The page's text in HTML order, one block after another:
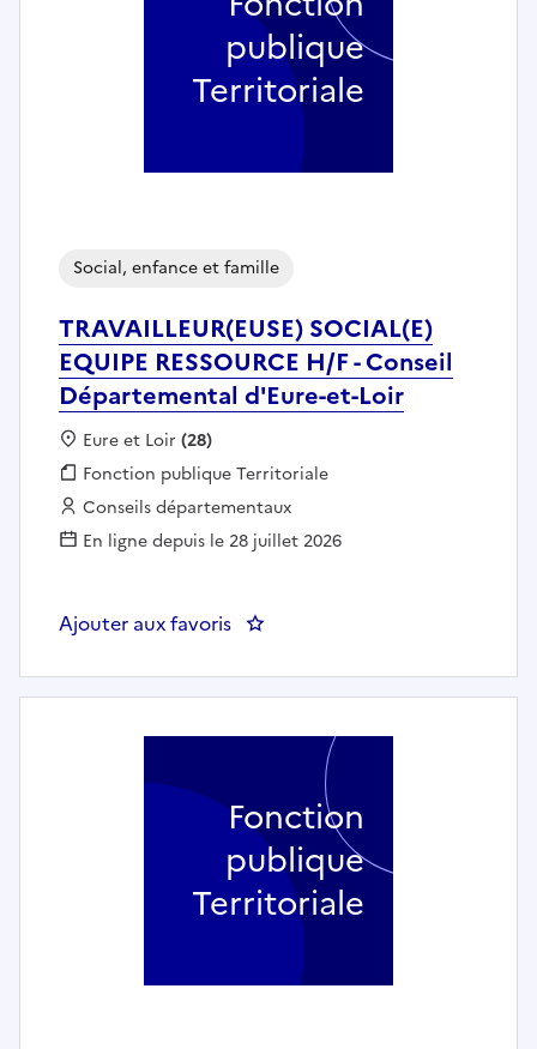
TRAVAILLEUR(EUSE) SOCIAL(E)
EQUIPE RESSOURCE H/F - Conseil
Départemental d'Eure-et-Loir
Social, enfance et famille
Localisation :
Eure et Loir (28)
Fonction publique :
Fonction publique Territoriale
Employeur :
Conseils départementaux
En ligne depuis le 28 juillet 2026
Ajouter aux favoris : TRAVAILLEUR(EUSE)
publique
Territoriale
Fonction
publique
Territoriale